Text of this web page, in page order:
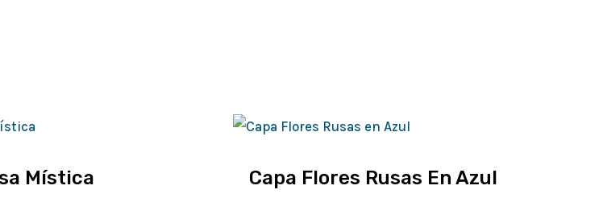
Mística Capa Flores Rusas En Azul